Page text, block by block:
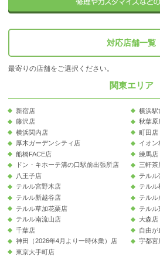
対応店舗一覧
最寄りの店舗をご選択ください。
関東エリア
新宿店
横浜駅
藤沢店
秋葉原
横浜関内店
町田店
厚木ガーデンシティ店
イオン
船橋FACE店
練馬店
ドン・キホーテ溝の口駅前出張所店
三軒茶
八王子店
テルル
テルル宮野木店
テルル
テルル新越谷店
テルル
テルル草加花栗店
テルル
テルル南流山店
大森店
千葉店
自由が
神田（2026年4月より一時休業）店
宇都宮
東京大手町店